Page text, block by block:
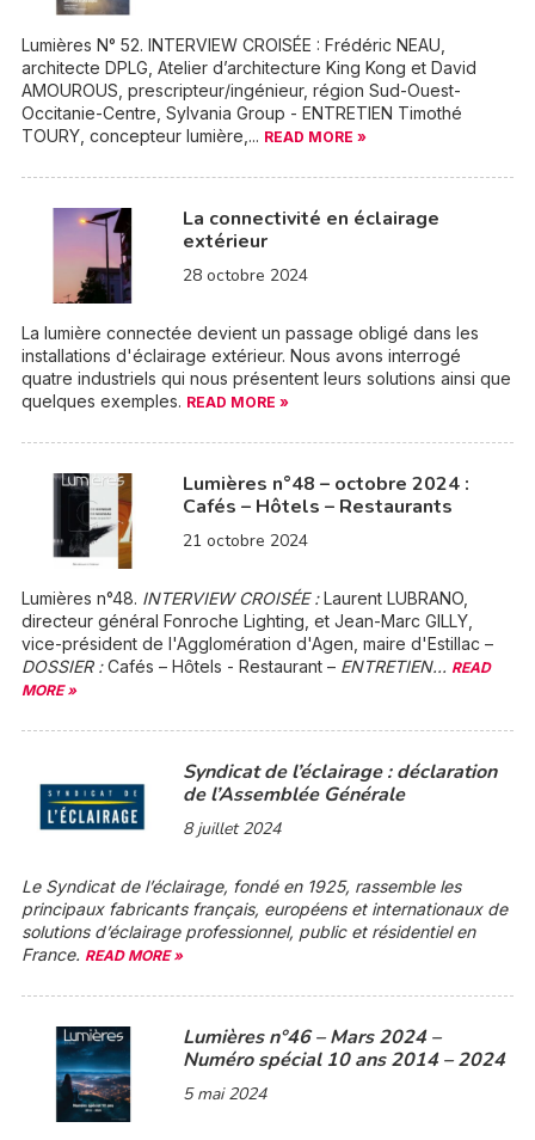
Lumières N° 52. INTERVIEW CROISÉE : Frédéric NEAU,
architecte DPLG, Atelier d’architecture King Kong et David
AMOUROUS, prescripteur/ingénieur, région Sud-Ouest-
Occitanie-Centre, Sylvania Group - ENTRETIEN Timothé
TOURY, concepteur lumière,... READ MORE »
La connectivité en éclairage
extérieur
28 octobre 2024
La lumière connectée devient un passage obligé dans les
installations d'éclairage extérieur. Nous avons interrogé
quatre industriels qui nous présentent leurs solutions ainsi que
quelques exemples. READ MORE »
Lumières n°48 – octobre 2024 :
Cafés – Hôtels – Restaurants
21 octobre 2024
Lumières n°48. INTERVIEW CROISÉE :Laurent LUBRANO,
directeur général Fonroche Lighting, et Jean-Marc GILLY,
vice-président de l'Agglomération d'Agen, maire d'Estillac –
DOSSIER :Cafés – Hôtels - Restaurant – ENTRETIEN... READ
MORE »
Syndicat de l’éclairage : déclaration
de l’Assemblée Générale
8 juillet 2024
Le Syndicat de l’éclairage, fondé en 1925, rassemble les
principaux fabricants français, européens et internationaux de
solutions d’éclairage professionnel, public et résidentiel en
France. READ MORE »
Lumières n°46 – Mars 2024 –
Numéro spécial 10 ans 2014 – 2024
5 mai 2024